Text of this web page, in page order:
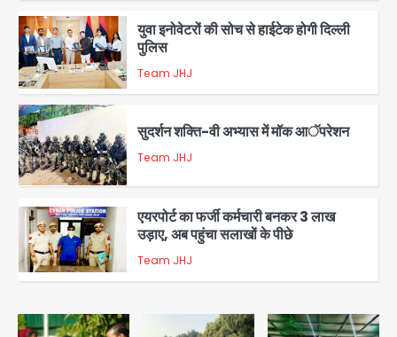
3
युवा इनोवेटरों की सोच से हाईटेक होगी दिल्ली
पुलिस
Team JHJ
4
सुदर्शन शक्ति-वी अभ्यास में मॉक आॅपरेशन
Team JHJ
5
एयरपोर्ट का फर्जी कर्मचारी बनकर 3 लाख
उड़ाए, अब पहुंचा सलाखों के पीछे
Team JHJ
Noida Sector-49: सेक्टर-49 में 18
साल की मेड ने की खुदकुशी, शरीर पर नहीं मिली